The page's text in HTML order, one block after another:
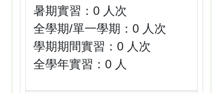
暑期實習：0 人次
全學期/單一學期：0 人次
學期期間實習：0 人次
全學年實習：0 人